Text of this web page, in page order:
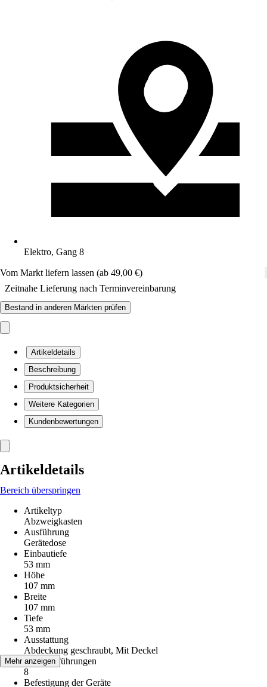
Elektro, Gang 8
Vom Markt liefern lassen (ab 49,00 €)
Zeitnahe Lieferung nach Terminvereinbarung
Bestand in anderen Märkten prüfen
Artikeldetails
Beschreibung
Produktsicherheit
Weitere Kategorien
Kundenbewertungen
Artikeldetails
Bereich überspringen
Artikeltyp
Abzweigkasten
Ausführung
Gerätedose
Einbautiefe
53 mm
Höhe
107 mm
Breite
107 mm
Tiefe
53 mm
Ausstattung
Abdeckung geschraubt, Mit Deckel
Kabeleinführungen
8
Befestigung der Geräte
Mehr anzeigen